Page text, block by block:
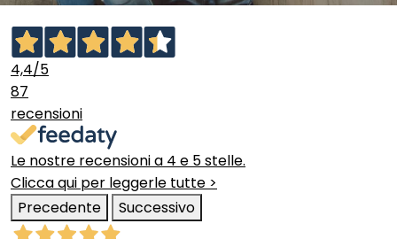
4,4/5
87
recensioni
Le nostre recensioni a 4 e 5 stelle.
Clicca qui per leggerle tutte >
Precedente
Successivo